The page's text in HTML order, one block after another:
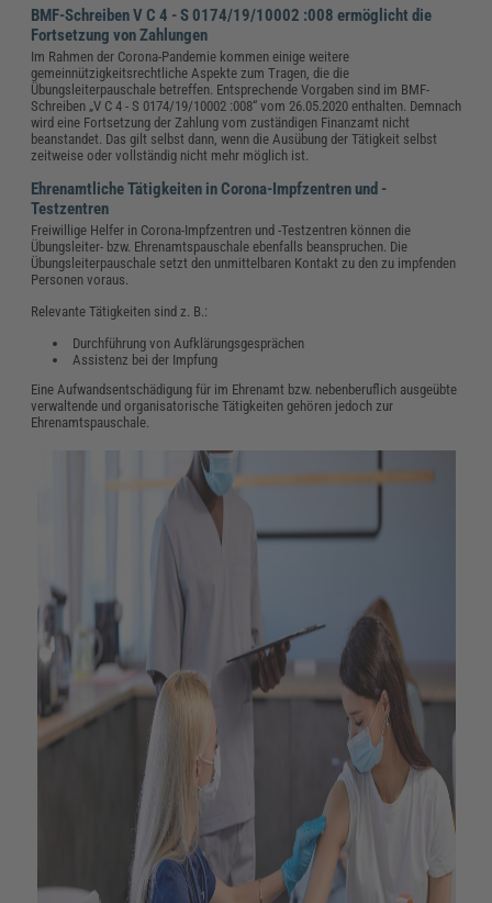
BMF-Schreiben V C 4 - S 0174/19/10002 :008 ermöglicht die
Fortsetzung von Zahlungen
Im Rahmen der Corona-Pandemie kommen einige weitere
gemeinnützigkeitsrechtliche Aspekte zum Tragen, die die
Übungsleiterpauschale betreffen. Entsprechende Vorgaben sind im BMF-
Schreiben „V C 4 - S 0174/19/10002 :008“ vom 26.05.2020 enthalten. Demnach
wird eine Fortsetzung der Zahlung vom zuständigen Finanzamt nicht
beanstandet. Das gilt selbst dann, wenn die Ausübung der Tätigkeit selbst
zeitweise oder vollständig nicht mehr möglich ist.
Ehrenamtliche Tätigkeiten in Corona-Impfzentren und -
Testzentren
Freiwillige Helfer in Corona-Impfzentren und -Testzentren können die
Übungsleiter- bzw. Ehrenamtspauschale ebenfalls beanspruchen. Die
Übungsleiterpauschale setzt den unmittelbaren Kontakt zu den zu impfenden
Personen voraus.
Relevante Tätigkeiten sind z. B.:
Durchführung von Aufklärungsgesprächen
Assistenz bei der Impfung
Eine Aufwandsentschädigung für im Ehrenamt bzw. nebenberuflich ausgeübte
verwaltende und organisatorische Tätigkeiten gehören jedoch zur
Ehrenamtspauschale.